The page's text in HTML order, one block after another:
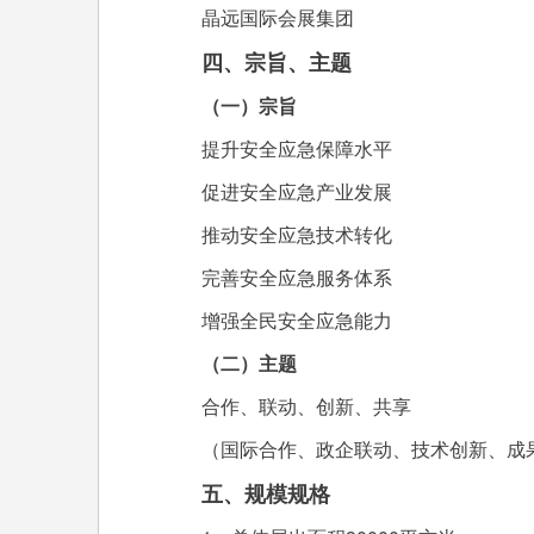
晶远国际会展集团
四、宗旨、主题
（一）宗旨
提升安全应急保障水平
促进安全应急产业发展
推动安全应急技术转化
完善安全应急服务体系
增强全民安全应急能力
（二）主题
合作、联动、创新、共享
（国际合作、政企联动、技术创新、成
五、规模规格